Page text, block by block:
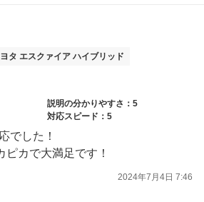
タ エスクァイア ハイブリッド
説明の分かりやすさ：5
対応スピード：5
でした！
カで大満足です！
2024年7月4日 7:46